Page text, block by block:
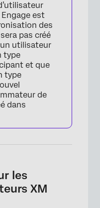
est
des
pas créé
utilisateur
type
et que
type
de
dans
les
XM